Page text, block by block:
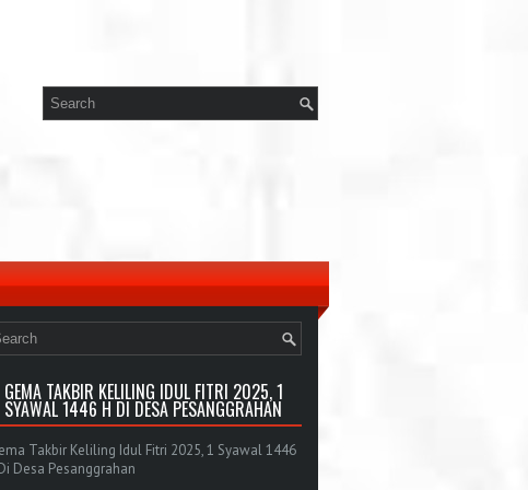
GEMA TAKBIR KELILING IDUL FITRI 2025, 1
SYAWAL 1446 H DI DESA PESANGGRAHAN
Takbir Keliling Idul Fitri 2025, 1 Syawal 1446
Desa Pesanggrahan